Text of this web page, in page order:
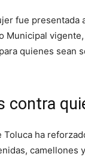
fue presentada
Municipal
quienes sean
contra
ha
camellones